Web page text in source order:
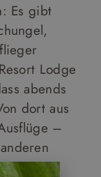
Es gibt
Lodge
abends
dort aus
–